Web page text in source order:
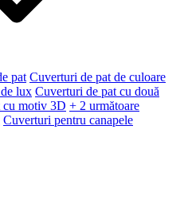
pat Cuverturi de pat de culoare
lux Cuverturi de pat cu două
cu motiv 3D + 2 următoare
Cuverturi pentru canapele